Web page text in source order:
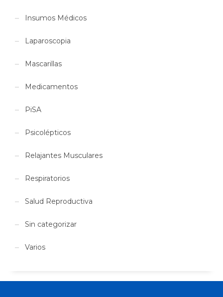
Insumos Médicos
Laparoscopia
Mascarillas
Medicamentos
PiSA
Psicolépticos
Relajantes Musculares
Respiratorios
Salud Reproductiva
Sin categorizar
Varios